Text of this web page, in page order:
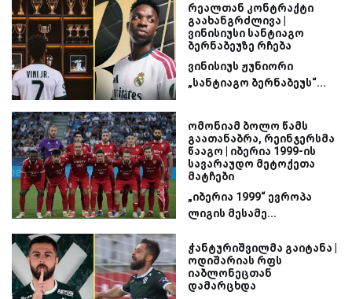
რეალთან კონტრაქტი
გაახანგრძლივა |
ვინისიუსი სანტიაგო
ბერნაბეუზე რჩება
ვინისიუს ჟუნიორი
„სანტიაგო ბერნაბეუს“...
ომონიამ ბოლო წამს
გაათანაბრა, რეინჯერსმა
წააგო | იბერია 1999-ის
სავარაუდო მეტოქეთა
მატჩები
„იბერია 1999“ ევროპა
ლიგის მესამე...
ჭანტურიშვილმა გაიტანა |
ოდიშარიას რფს
იაბლონეცთან
დამარცხდა